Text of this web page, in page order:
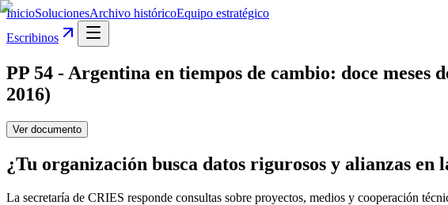
InicioSolucionesArchivo históricoEquipo estratégico
Escribinos
PP 54 - Argentina en tiempos de cambio: doce
2016)
Ver documento
¿Tu organización busca datos rigurosos y alianzas en
La secretaría de CRIES responde consultas sobre proyectos, medios y cooperación